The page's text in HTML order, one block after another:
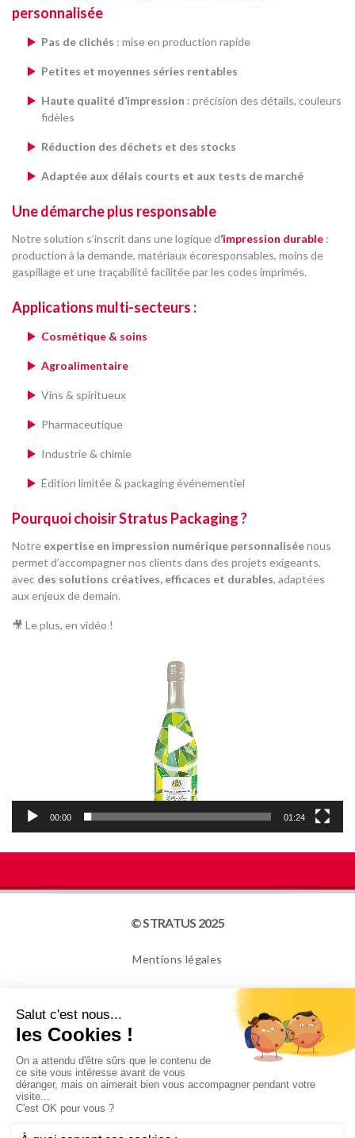
personnalisée
Pas de clichés : mise en production rapide
Petites et moyennes séries rentables
Haute qualité d’impression : précision des détails, couleurs
fidèles
Réduction des déchets et des stocks
Adaptée aux délais courts et aux tests de marché
Une démarche plus responsable
Notre solution s’inscrit dans une logique d’impression durable :
production à la demande, matériaux écoresponsables, moins de
gaspillage et une traçabilité facilitée par les codes imprimés.
Applications multi-secteurs :
Cosmétique & soins
Agroalimentaire
Vins & spiritueux
Pharmaceutique
Industrie & chimie
Édition limitée & packaging événementiel
Pourquoi choisir Stratus Packaging ?
Notre expertise en impression numérique personnaliséenous
permet d’accompagner nos clients dans des projets exigeants,
avec des solutions créatives, efficaces et durables, adaptées
aux enjeux de demain.
🎥 Le plus, en vidéo !
00:00 01:24
© STRATUS 2025
Mentions légales
NEWSLETTER